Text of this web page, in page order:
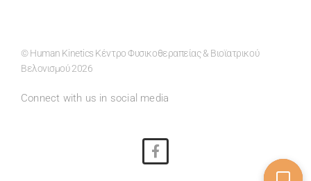
© Human Kinetics Κέντρο Φυσικοθεραπείας & Βιοϊατρικού
Βελονισμού 2026
Connect with us in social media